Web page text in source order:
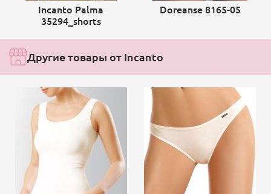
Incanto Palma
35294_shorts
Doreanse 8165-05
Другие товары от Incanto